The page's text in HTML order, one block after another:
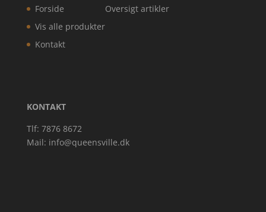
Forside
Vis alle produkter
Kontakt
Oversigt artikler
KONTAKT
Tlf: 7876 8672
Mail: info@queensville.dk